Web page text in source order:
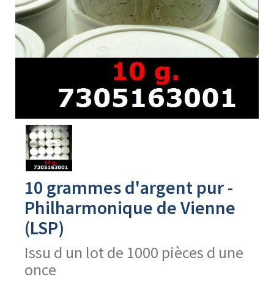
Avers
produit
10 grammes d'argent pur -
Philharmonique de Vienne
(LSP)
Issu d un lot de 1000 pièces d une
once